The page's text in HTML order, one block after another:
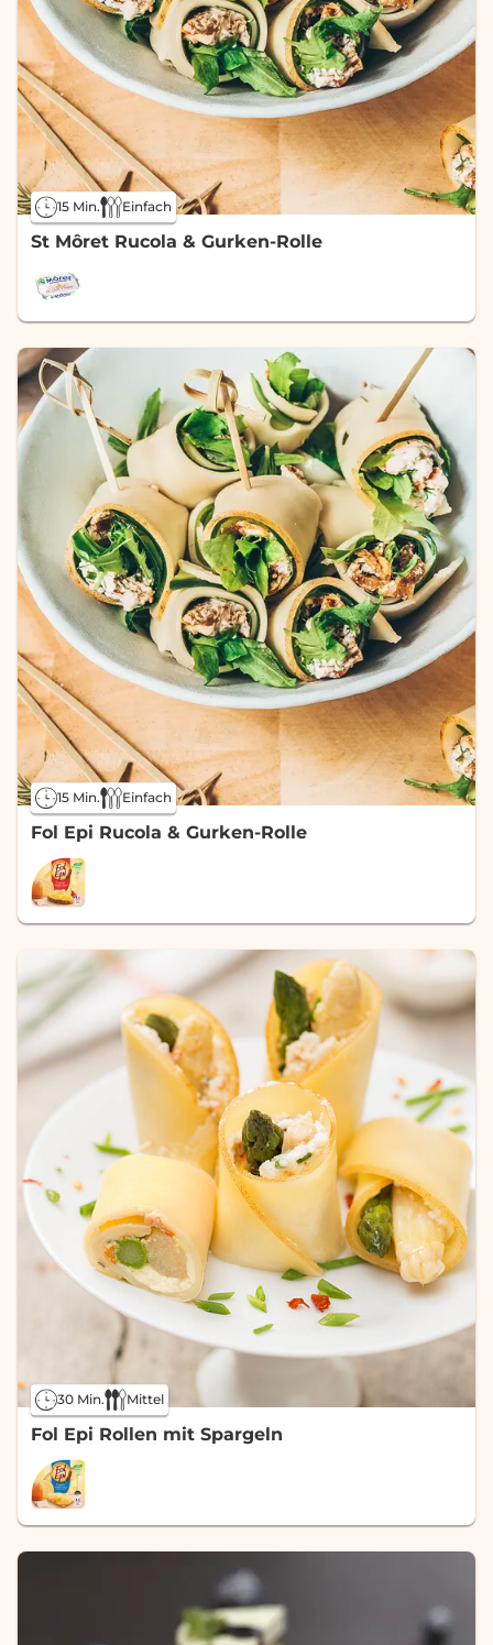
15 Min. Einfach
St Môret Rucola & Gurken-Rolle
15 Min. Einfach
Fol Epi Rucola & Gurken-Rolle
30 Min. Mittel
Fol Epi Rollen mit Spargeln